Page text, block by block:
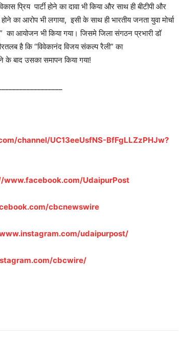
प्रिय पार्टी होने का दावा भी किया और साथ ही बीटीपी और
का आरोप भी लगाया, इसी के साथ ही भारतीय जनता युवा मोर्चा
का आयोजन भी किया गया। जिसमे जिला संगठन प्रभारी डॉ
है कि “विवेकानंद विजय संकल्प रैली” का
के बाद उसका समापन किया गया!
channel/UC13eeUsfNS-BfFgLLZzPHJw?
www.facebook.com/UdaipurPost
cbcnewswire
udaipurpost/
cbcwire/